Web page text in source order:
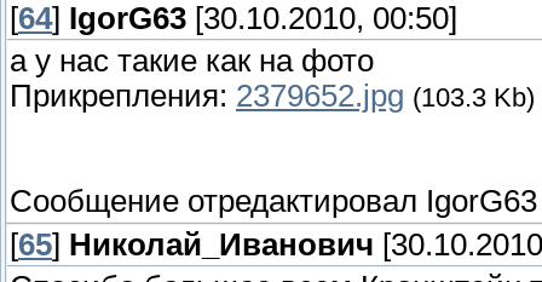
[64] IgorG63 [30.10.2010, 00:50]
а у нас такие как на фото
Прикрепления: 2379652.jpg (103.3 Kb)
Сообщение отредактировал IgorG63
[65] Николай_Иванович